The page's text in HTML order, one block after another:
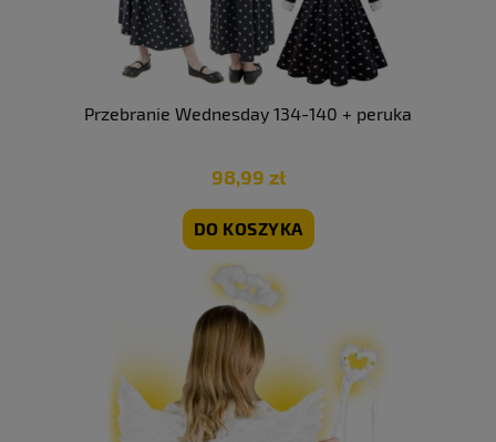
Przebranie Wednesday 134-140 + peruka
98,99 zł
DO KOSZYKA